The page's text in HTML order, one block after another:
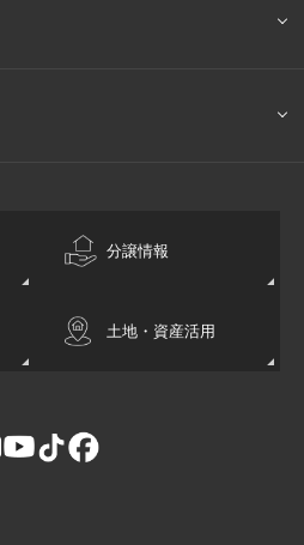
分譲情報
土地・資産活用